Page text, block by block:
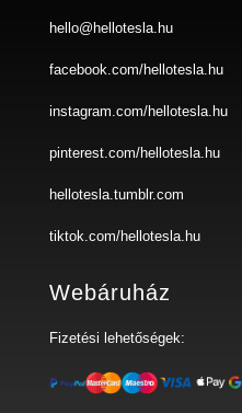
hello@hellotesla.hu
facebook.com/hellotesla.hu
instagram.com/hellotesla.hu
pinterest.com/hellotesla.hu
hellotesla.tumblr.com
tiktok.com/hellotesla.hu
Webáruház
Fizetési lehetőségek: